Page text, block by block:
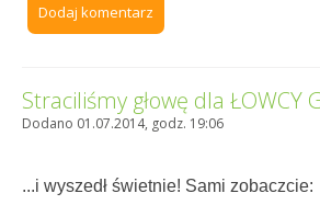
Dodaj komentarz
Straciliśmy głowę dla ŁOWCY
Dodano 01.07.2014, godz. 19:06
...i wyszedł świetnie! Sami zobaczcie: